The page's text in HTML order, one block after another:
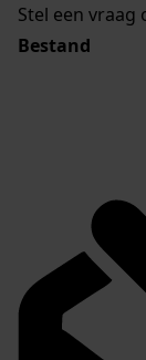
Stel een
Bestand